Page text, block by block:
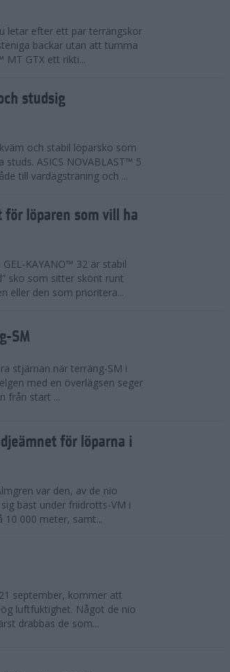
letar efter ett par terrängskor
backar utan att tumma
MT GTX ett rikti...
studsig
och stabil löparsko som
ASICS NOVABLAST™ 5
till vardagsträning och ...
för löparen som vill ha
GEL-KAYANO™ 32 är stabil
sko som sitter skönt runt
eller den som prioritera...
SM
stjärnan när terräng-SM i
med en överlägsen seger
från start ...
för löparna i
var den, av de nio
bäst under friidrotts-VM i
10 000 meter, samt...
september, kommer att
luftfuktighet. Något de nio
drabbas de som...